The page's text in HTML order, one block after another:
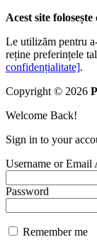
Acest site
Le utilizăm pentru
reține preferințele
confidențialitate].
Copyright © 2026
Welcome Back!
Sign in to your
Username or Email
Password
Remember me